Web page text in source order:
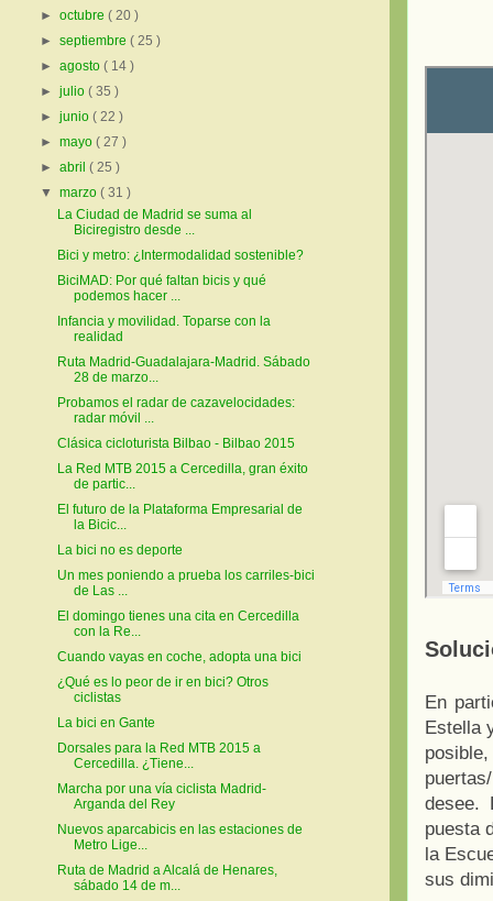
En
Estella
desee.
puesta
la
sus
►octubre( 20 )
►septiembre( 25 )
►agosto( 14 )
►julio( 35 )
►junio( 22 )
►mayo( 27 )
►abril( 25 )
▼marzo( 31 )
La Ciudad de Madrid se suma al
Biciregistro desde ...
Bici y metro: ¿Intermodalidad sostenible?
BiciMAD: Por qué faltan bicis y qué
podemos hacer ...
Infancia y movilidad. Toparse con la
realidad
Ruta Madrid-Guadalajara-Madrid. Sábado
28 de marzo...
Probamos el radar de cazavelocidades:
radar móvil ...
Clásica cicloturista Bilbao - Bilbao 2015
La Red MTB 2015 a Cercedilla, gran éxito
de partic...
El futuro de la Plataforma Empresarial de
la Bicic...
La bici no es deporte
Un mes poniendo a prueba los carriles-bici
de Las ...
El domingo tienes una cita en Cercedilla
con la Re...
Cuando vayas en coche, adopta una bici
¿Qué es lo peor de ir en bici? Otros
ciclistas
La bici en Gante
Dorsales para la Red MTB 2015 a
Cercedilla. ¿Tiene...
Marcha por una vía ciclista Madrid-
Arganda del Rey
Nuevos aparcabicis en las estaciones de
Metro Lige...
Ruta de Madrid a Alcalá de Henares,
sábado 14 de m...